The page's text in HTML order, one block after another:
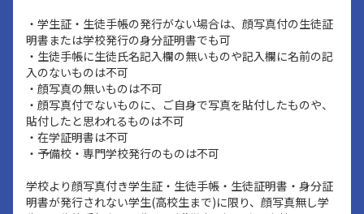
・学生証・生徒手帳の発行がない場合は、顔写真付の生徒証
明書または学校発行の身分証明書でも可
・生徒手帳に生徒氏名記入欄の無いものや記入欄に名前の記
入のないものは不可
・顔写真の無いものは不可
・顔写真付でないものに、ご自身で写真を貼付したものや、
貼付したと思われるものは不可
・在学証明書は不可
・予備校・専門学校発行のものは不可
学校より顔写真付き学生証・生徒手帳・生徒証明書・身分証
明書が発行されない学生(高校生まで)に限り、顔写真無し学